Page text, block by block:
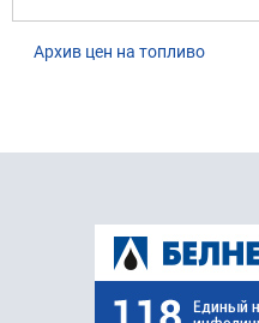
Архив цен на топливо